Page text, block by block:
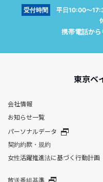
受付時間
平日10:00～
携帯電話か
東京ベ
会社情報
お知らせ一覧
パーソナルデータ
契約約款・規約
女性活躍推進法に基づく行動計画
放送番組基準